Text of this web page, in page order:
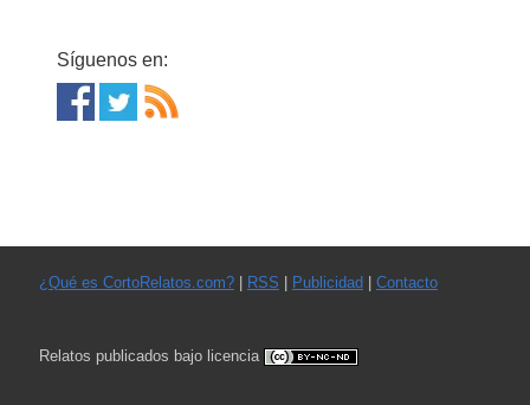
Síguenos en:
¿Qué es CortoRelatos.com?| RSS Publicidad Contacto
Relatos publicados bajo licencia